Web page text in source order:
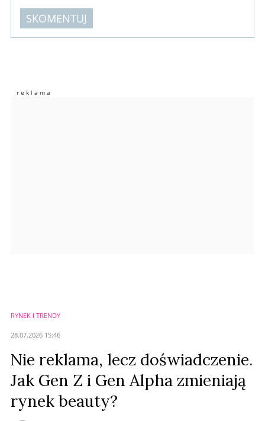
SKOMENTUJ
Imię (Wymagane)
RYNEK I TRENDY
28.07.2026 15:46
Nie reklama, lecz doświadczenie.
Jak Gen Z i Gen Alpha zmieniają
rynek beauty?